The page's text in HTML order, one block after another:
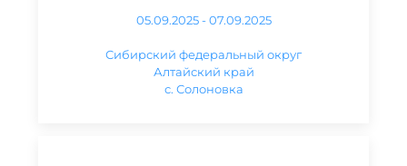
05.09.2025 - 07.09.2025
Сибирский федеральный округ
Алтайский край
с. Солоновка